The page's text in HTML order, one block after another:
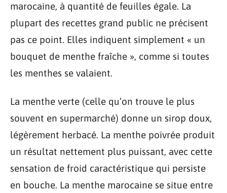
marocaine, à quantité de feuilles égale. La
plupart des recettes grand public ne précisent
pas ce point. Elles indiquent simplement « un
bouquet de menthe fraîche », comme si toutes
les menthes se valaient.
La menthe verte (celle qu’on trouve le plus
souvent en supermarché) donne un sirop doux,
légèrement herbacé. La menthe poivrée produit
un résultat nettement plus puissant, avec cette
sensation de froid caractéristique qui persiste
en bouche. La menthe marocaine se situe entre